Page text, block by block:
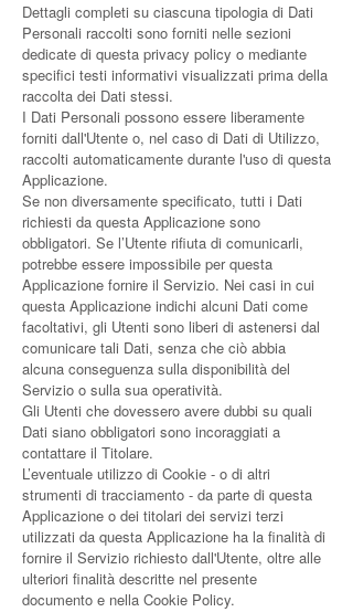
Dettagli completi su ciascuna tipologia di Dati
Personali raccolti sono forniti nelle sezioni
dedicate di questa privacy policy o mediante
specifici testi informativi visualizzati prima della
raccolta dei Dati stessi.
I Dati Personali possono essere liberamente
forniti dall'Utente o, nel caso di Dati di Utilizzo,
raccolti automaticamente durante l'uso di questa
Applicazione.
Se non diversamente specificato, tutti i Dati
richiesti da questa Applicazione sono
obbligatori. Se l’Utente rifiuta di comunicarli,
potrebbe essere impossibile per questa
Applicazione fornire il Servizio. Nei casi in cui
questa Applicazione indichi alcuni Dati come
facoltativi, gli Utenti sono liberi di astenersi dal
comunicare tali Dati, senza che ciò abbia
alcuna conseguenza sulla disponibilità del
Servizio o sulla sua operatività.
Gli Utenti che dovessero avere dubbi su quali
Dati siano obbligatori sono incoraggiati a
contattare il Titolare.
L’eventuale utilizzo di Cookie - o di altri
strumenti di tracciamento - da parte di questa
Applicazione o dei titolari dei servizi terzi
utilizzati da questa Applicazione ha la finalità di
fornire il Servizio richiesto dall'Utente, oltre alle
ulteriori finalità descritte nel presente
documento e nella Cookie Policy.